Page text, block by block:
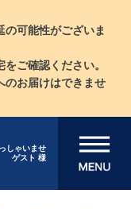
の可能性がございま
ご確認ください。
お届けはできませ
しゃいませ
ゲスト 様
メニューを開